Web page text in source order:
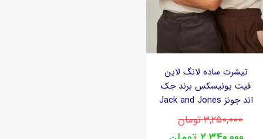
تیشرت ساده لانگ لاین
فیت یونیسکس برند جک
اند جونز Jack and Jones
۳,۲۵۰,۰۰۰ تومان